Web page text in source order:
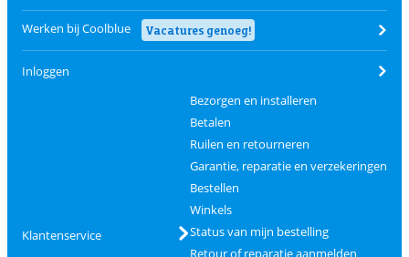
Werken bij Coolblue Vacatures genoeg!
Inloggen
Klantenservice
Bezorgen en installeren
Betalen
Ruilen en retourneren
Garantie, reparatie en verzekeringen
Bestellen
Winkels
Status van mijn bestelling
Retour of reparatie aanmelden